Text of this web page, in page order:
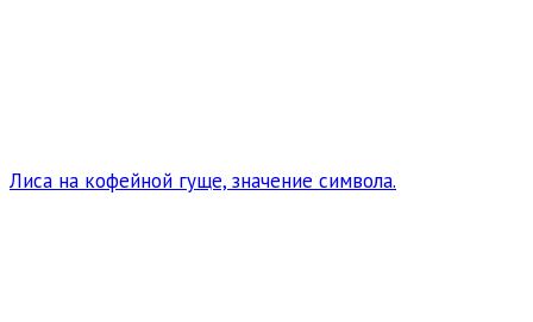
Лиса на кофейной гуще, значение символа.